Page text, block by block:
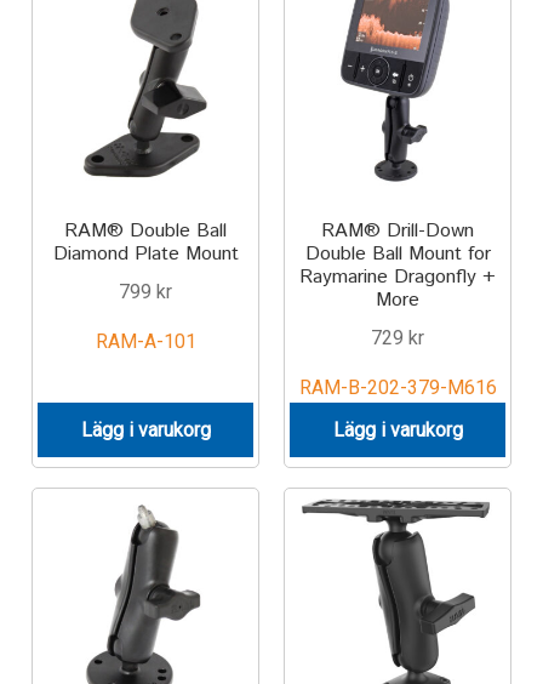
GDS Tech Tab-Lock
IntelliSkin
No-Drill
RAM ROD
RAM X-Grip
Produkter efter livsstil/aktivitet
FORDONSTYP
Aircraft
ATV
RAM® Double Ball
Diamond Plate Mount
799 kr
RAM-A-101
Lägg i varukorg
RAM® Drill-Down
Double Ball Mount for
Raymarine Dragonfly +
More
729 kr
RAM-B-202-379-M616
Lägg i varukorg